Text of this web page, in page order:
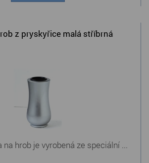
z pryskyřice malá stříbrná
hrob je vyrobená ze speciální ...